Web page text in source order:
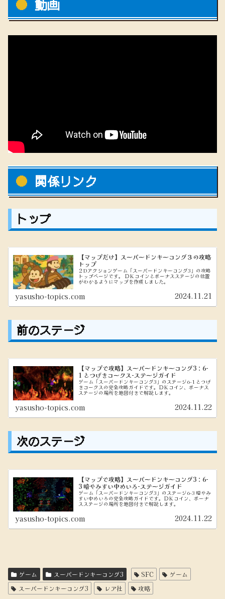
動画
関係リンク
トップ
【マップだけ】スーパードンキーコング３の攻略
トップ
２Dアクションゲーム「スーパードンキーコング3」の攻略
トップページです。 ＤＫコインとボーナスステージの位置
がわかるようにマップを作成しました。
yasusho-topics.com 2024.11.21
前のステージ
【マップで攻略】スーパードンキーコング3：6-
1 とつげきコークス-ステージガイド
ゲーム「スーパードンキーコング3」のステージ6-1 とつげ
きコークスの完全攻略ガイドです。ＤＫコイン、ボーナス
ステージの場所を地図付きで解説します。
yasusho-topics.com 2024.11.22
次のステージ
【マップで攻略】スーパードンキーコング3：6-
3 暗やみすい中めいろ-ステージガイド
ゲーム「スーパードンキーコング3」のステージ6-3 暗やみ
すい中めいろの完全攻略ガイドです。ＤＫコイン、ボーナ
スステージの場所を地図付きで解説します。
yasusho-topics.com 2024.11.22
ゲーム スーパードンキーコング3 SFC
ゲーム
スーパードンキーコング3
レア社 攻略